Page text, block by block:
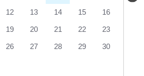
12 13 14 15 16
19 20 21 22 23
26 27 28 29 30